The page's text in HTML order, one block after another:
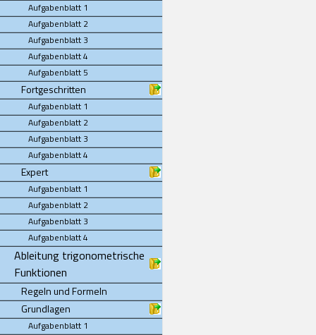
Aufgabenblatt 1
Aufgabenblatt 2
Aufgabenblatt 3
Aufgabenblatt 4
Aufgabenblatt 5
Fortgeschritten
Aufgabenblatt 1
Aufgabenblatt 2
Aufgabenblatt 3
Aufgabenblatt 4
Expert
Aufgabenblatt 1
Aufgabenblatt 2
Aufgabenblatt 3
Aufgabenblatt 4
Ableitung trigonometrische
Funktionen
Regeln und Formeln
Grundlagen
Aufgabenblatt 1